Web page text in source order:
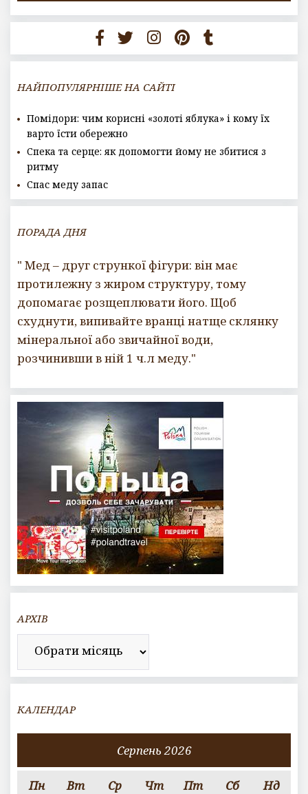
НАЙПОПУЛЯРНІШЕ НА САЙТІ
Помідори: чим корисні «золоті яблука» і кому їх
варто їсти обережно
Спека та серце: як допомогти йому не збитися з
ритму
Спас меду запас
ПОРАДА ДНЯ
" Мед – друг стрункої фігури: він має
протилежну з жиром структуру, тому
допомагає розщеплювати його. Щоб
схуднути, випивайте вранці натще склянку
мінеральної або звичайної води,
розчинивши в ній 1 ч.л меду."
АРХІВ
Архів
КАЛЕНДАР
Серпень 2026
Пн Вт Ср Чт Пт Сб Нд